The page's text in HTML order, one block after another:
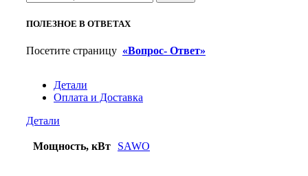
ПОЛЕЗНОЕ В ОТВЕТАХ
Посетите страницу «Вопрос- Ответ»
Детали
Оплата и Доставка
Детали
Мощность, кВт SAWO